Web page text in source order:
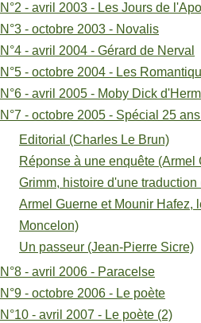
histoire
d'une
traduction
(Catherine
Coustols)
N°2 - avril 2003 - Les Jours de
N°3 - octobre 2003 - Novalis
N°4 - avril 2004 - Gérard de Nerval
N°5 - octobre 2004 - Les
N°6 - avril 2005 - Moby Dick
N°7 - octobre 2005 - Spécial 25
Editorial (Charles Le Brun)
Réponse à une enquête (Armel
Grimm, histoire d'une
Armel Guerne et Mounir Hafez,
Moncelon)
Un passeur (Jean-Pierre Sicre)
N°8 - avril 2006 - Paracelse
N°9 - octobre 2006 - Le poète
N°10 - avril 2007 - Le poète (2)